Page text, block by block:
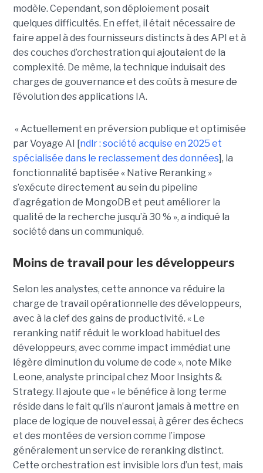
modèle. Cependant, son déploiement posait
quelques difficultés. En effet, il était nécessaire de
faire appel à des fournisseurs distincts à des API et à
des couches d’orchestration qui ajoutaient de la
complexité. De même, la technique induisait des
charges de gouvernance et des coûts à mesure de
l’évolution des applications IA.
« Actuellement en préversion publique et optimisée
par Voyage AI [ndlr : société acquise en 2025 et
spécialisée dans le reclassement des données], la
fonctionnalité baptisée « Native Reranking »
s’exécute directement au sein du pipeline
d’agrégation de MongoDB et peut améliorer la
qualité de la recherche jusqu’à 30 % », a indiqué la
société dans un communiqué.
Moins de travail pour les développeurs
Selon les analystes, cette annonce va réduire la
charge de travail opérationnelle des développeurs,
avec à la clef des gains de productivité. « Le
reranking natif réduit le workload habituel des
développeurs, avec comme impact immédiat une
légère diminution du volume de code », note Mike
Leone, analyste principal chez Moor Insights &
Strategy. Il ajoute que « le bénéfice à long terme
réside dans le fait qu’ils n’auront jamais à mettre en
place de logique de nouvel essai, à gérer des échecs
et des montées de version comme l’impose
généralement un service de reranking distinct.
Cette orchestration est invisible lors d’un test, mais